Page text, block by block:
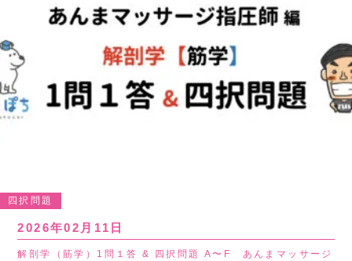
四択問題
2026年02月11日
解剖学（筋学）1問１答 & 四択問題 A〜F あんまマッサージ